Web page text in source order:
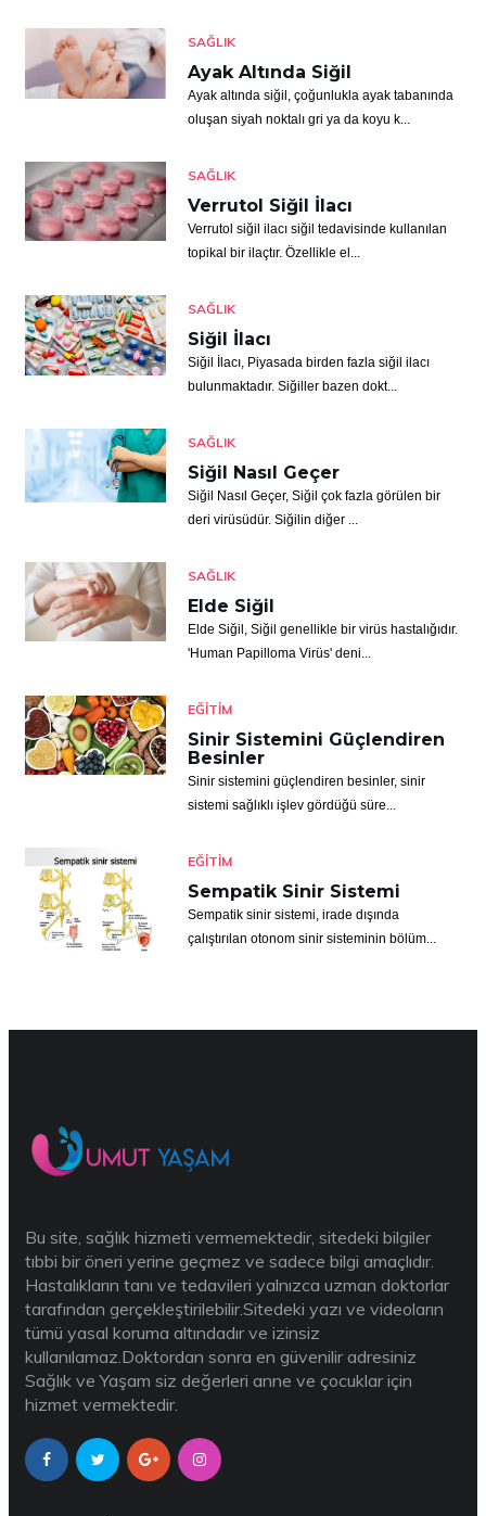
SAĞLIK
Ayak Altında Siğil
Ayak altında siğil, çoğunlukla ayak tabanında
oluşan siyah noktalı gri ya da koyu k...
SAĞLIK
Verrutol Siğil İlacı
Verrutol siğil ilacı siğil tedavisinde kullanılan
topikal bir ilaçtır. Özellikle el...
SAĞLIK
Siğil İlacı
Siğil İlacı, Piyasada birden fazla siğil ilacı
bulunmaktadır. Siğiller bazen dokt...
SAĞLIK
Siğil Nasıl Geçer
Siğil Nasıl Geçer, Siğil çok fazla görülen bir
deri virüsüdür. Siğilin diğer ...
SAĞLIK
Elde Siğil
Elde Siğil, Siğil genellikle bir virüs hastalığıdır.
'Human Papilloma Virüs' deni...
EĞITIM
Sinir Sistemini Güçlendiren
Besinler
Sinir sistemini güçlendiren besinler, sinir
sistemi sağlıklı işlev gördüğü süre...
EĞITIM
Sempatik Sinir Sistemi
Sempatik sinir sistemi, irade dışında
çalıştırılan otonom sinir sisteminin bölüm...
Bu site, sağlık hizmeti vermemektedir, sitedeki bilgiler
tıbbi bir öneri yerine geçmez ve sadece bilgi amaçlıdır.
Hastalıkların tanı ve tedavileri yalnızca uzman doktorlar
tarafından gerçekleştirilebilir.Sitedeki yazı ve videoların
tümü yasal koruma altındadır ve izinsiz
kullanılamaz.Doktordan sonra en güvenilir adresiniz
Sağlık ve Yaşam siz değerleri anne ve çocuklar için
hizmet vermektedir.